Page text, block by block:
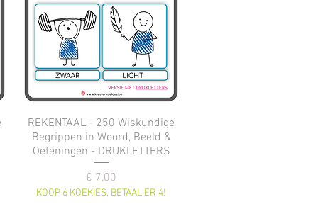
REKENTAAL - 250 Wiskundige
Begrippen in Woord, Beeld &
Oefeningen - DRUKLETTERS
Prijs
€ 7,00
KOOP 6 KOEKIES, BETAAL ER 4!